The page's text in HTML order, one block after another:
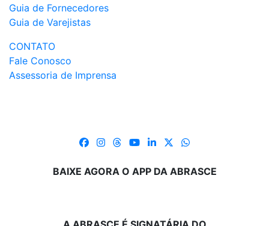
Guia de Fornecedores
Guia de Varejistas
CONTATO
Fale Conosco
Assessoria de Imprensa
BAIXE AGORA O APP DA ABRASCE